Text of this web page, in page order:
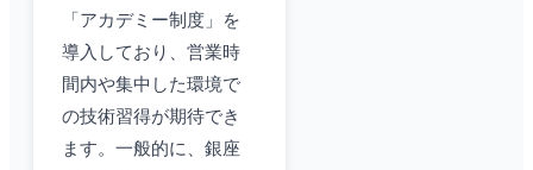
「アカデミー制度」を
導入しており、営業時
間内や集中した環境で
の技術習得が期待でき
ます。一般的に、銀座